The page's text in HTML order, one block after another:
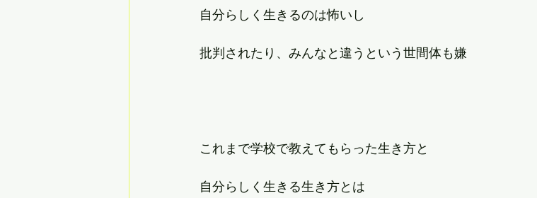
自分らしく生きるのは怖いし
批判されたり、みんなと違うという世間体も嫌
これまで学校で教えてもらった生き方と
自分らしく生きる生き方とは